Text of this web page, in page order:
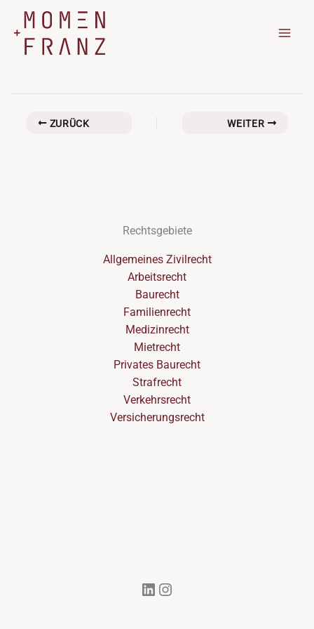
Inhalt
springen
ZURÜCK WEITER
Rechtsgebiete
Allgemeines Zivilrecht
Arbeitsrecht
Baurecht
Familienrecht
Medizinrecht
Mietrecht
Privates Baurecht
Strafrecht
Verkehrsrecht
Versicherungsrecht
LinkedIn
Instagram